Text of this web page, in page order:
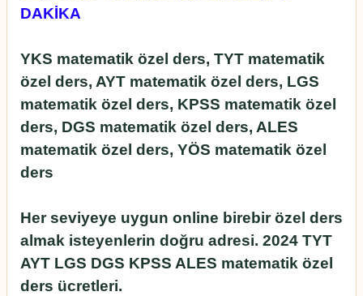
DAKİKA
YKS matematik özel ders, TYT matematik
özel ders, AYT matematik özel ders, LGS
matematik özel ders, KPSS matematik özel
ders, DGS matematik özel ders, ALES
matematik özel ders, YÖS matematik özel
ders
Her seviyeye uygun online birebir özel ders
almak isteyenlerin doğru adresi. 2024 TYT
AYT LGS DGS KPSS ALES matematik özel
ders ücretleri.